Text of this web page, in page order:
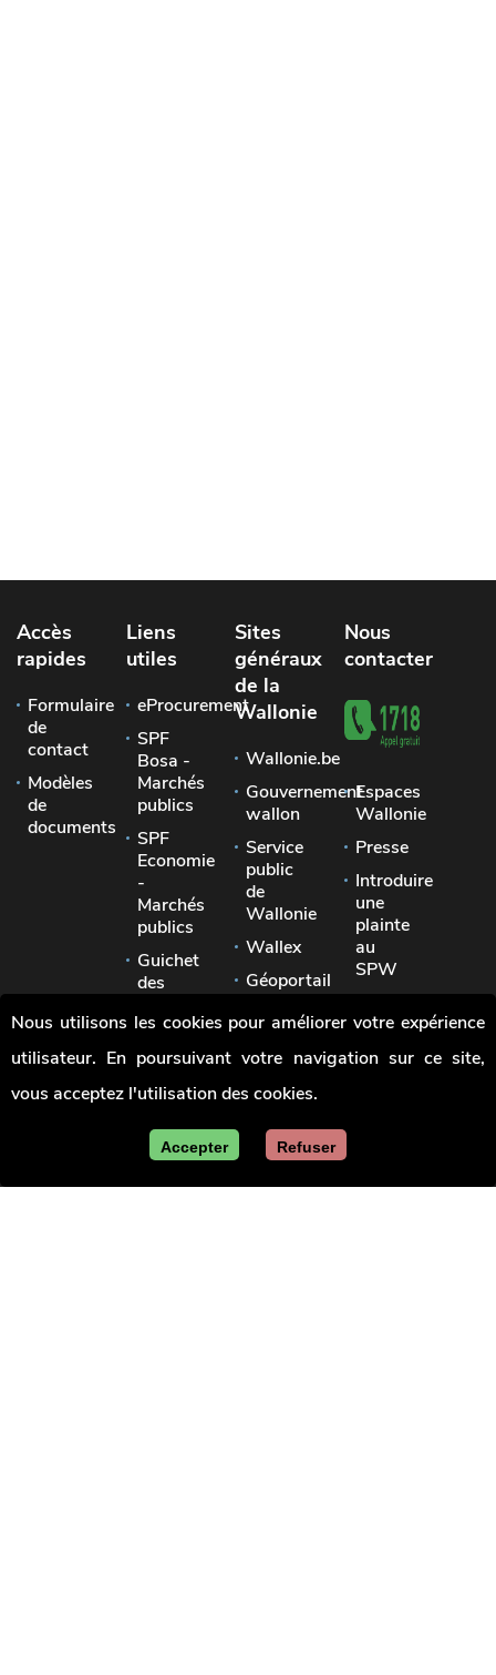
Accès
rapides
Formulaire
de
contact
Modèles
de
documents
Liens
utiles
eProcurement
SPF
Bosa -
Marchés
publics
SPF
Economie
-
Marchés
publics
Guichet
des
locaux
Union
des
villes
et
communes
Wallonie
Sites
généraux
de la
Wallonie
Wallonie.be
Gouvernement
wallon
Service
public
de
Wallonie
Wallex
Géoportail
Jobs
Nous
contacter
Espaces
Wallonie
Presse
Introduire
une
plainte
au
SPW
une
irrégularité
Nous utilisons les cookies pour améliorer votre expérience
utilisateur. En poursuivant votre navigation sur ce site,
vous acceptez l'utilisation des cookies.
Accepter Refuser